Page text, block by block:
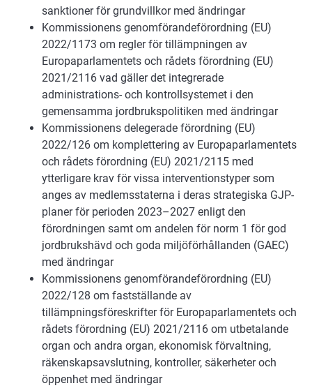
sanktioner för grundvillkor med ändringar
Kommissionens genomförandeförordning (EU)
2022/1173 om regler för tillämpningen av
Europaparlamentets och rådets förordning (EU)
2021/2116 vad gäller det integrerade
administrations- och kontrollsystemet i den
gemensamma jordbrukspolitiken med ändringar
Kommissionens delegerade förordning (EU)
2022/126 om komplettering av Europaparlamentets
och rådets förordning (EU) 2021/2115 med
ytterligare krav för vissa interventionstyper som
anges av medlemsstaterna i deras strategiska GJP-
planer för perioden 2023–2027 enligt den
förordningen samt om andelen för norm 1 för god
jordbrukshävd och goda miljöförhållanden (GAEC)
med ändringar
Kommissionens genomförandeförordning (EU)
2022/128 om fastställande av
tillämpningsföreskrifter för Europaparlamentets och
rådets förordning (EU) 2021/2116 om utbetalande
organ och andra organ, ekonomisk förvaltning,
räkenskapsavslutning, kontroller, säkerheter och
öppenhet med ändringar